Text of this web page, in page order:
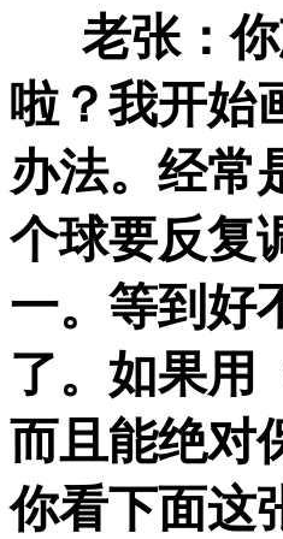
老张：你
啦？我开始
办法。经常
个球要反复
一。等到好
了。如果用
而且能绝对
你看下面这